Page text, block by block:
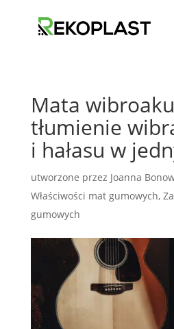
Mata
tłumienie
i hałasu w
utworzone przez Joanna
Właściwości mat gumowych,
gumowych